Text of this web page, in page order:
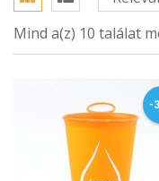
Mind a(z) 10 találat
-